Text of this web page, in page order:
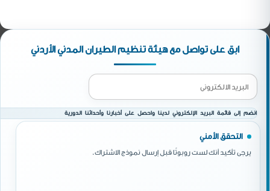
ابق على تواصل مع هيئة تنظيم الطيران المدني الأردني
انضم إلى قائمة البريد الإلكتروني لدينا واحصل على أخبارنا وأحداثنا الدورية
التحقق الأمني
يرجى تأكيد أنك لست روبوتًا قبل إرسال نموذج الاشتراك.